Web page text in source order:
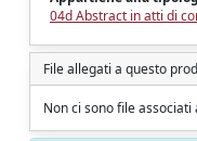
04d Abstract in atti di
File allegati a questo
Non ci sono file